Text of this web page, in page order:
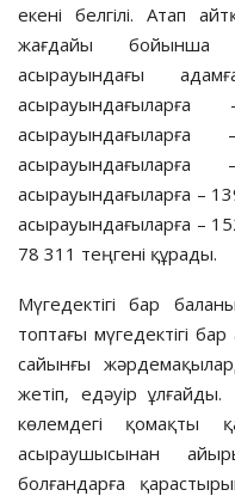
екені белгілі. Атап
жағдайы бойынша
асырауындағы
асырауындағыларға –
асырауындағыларға –
78 311 теңгені құрады.
Мүгедектігі бар
топтағы мүгедектігі
сайынғы
жетіп, едәуір
көлемдегі қомақты
асыраушысынан
болғандарға